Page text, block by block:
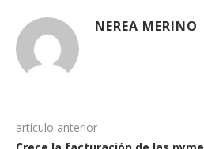
NEREA MERINO
artículo anterior